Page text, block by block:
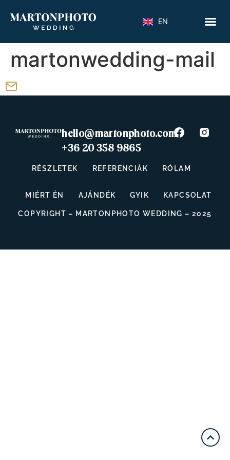
EN
martonwedding-mail
hello@martonphoto.com
+36 20 358 9865
RÉSZLETEK REFERENCIÁK RÓLAM
MIÉRT ÉN AJÁNDÉK GYIK KAPCSOLAT
COPYRIGHT – MARTONPHOTO WEDDING – 2025